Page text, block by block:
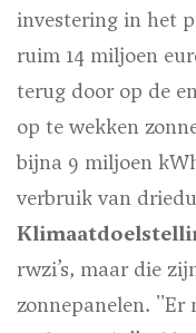
investering in het
ruim 14 miljoen
terug door op de
op te wekken
bijna 9 miljoen
verbruik van
rwzi’s, maar die
zonnepanelen.